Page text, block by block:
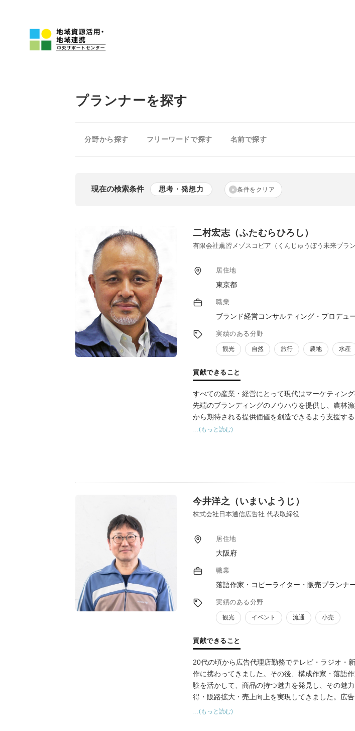
プランナーを探す
分野から探す フリーワードで探す 名前で探す
現在の検索条件 思考・発想力 × 条件をクリア
二村宏志（ふたむらひろし）
有限会社薫習メゾスコピア（くんじゅうぼう未来ブラ
居住地
東京都
職業
ブランド経営コンサルティング・プロデュ
実績のある分野
観光 自然 旅行 農地 水産
貢献できること
すべての産業・経営にとって現代はマーケティン
先端のブランディングのノウハウを提供し、農林
から期待される提供価値を創造できるよう支援する
…(もっと読む)
今井洋之（いまいようじ）
株式会社日本通信広告社 代表取締役
居住地
大阪府
職業
落語作家・コピーライター・販売プランナ
実績のある分野
観光 イベント 流通 小売
貢献できること
20代の頃から広告代理店勤務でテレビ・ラジオ・
作に携わってきました。その後、構成作家・落語
験を活かして、商品の持つ魅力を発見し、その魅
得・販路拡大・売上向上を実現してきました。広
会社を経営し、展示会出展から営業・販売促進・
…(もっと読む)